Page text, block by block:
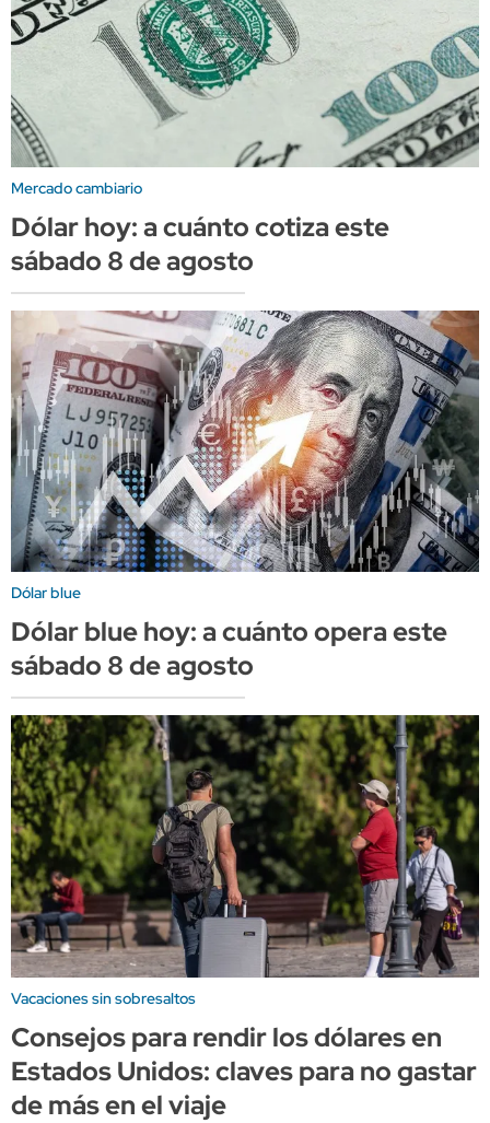
Mercado cambiario
Dólar hoy: a cuánto cotiza este
sábado 8 de agosto
Dólar blue
Dólar blue hoy: a cuánto opera este
sábado 8 de agosto
Vacaciones sin sobresaltos
Consejos para rendir los dólares en
Estados Unidos: claves para no gastar
de más en el viaje